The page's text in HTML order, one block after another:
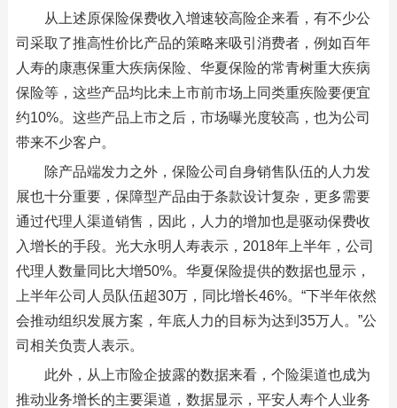
从上述原保险保费收入增速较高险企来看，有不少公
司采取了推高性价比产品的策略来吸引消费者，例如百年
人寿的康惠保重大疾病保险、华夏保险的常青树重大疾病
保险等，这些产品均比未上市前市场上同类重疾险要便宜
约10%。这些产品上市之后，市场曝光度较高，也为公司
带来不少客户。
除产品端发力之外，保险公司自身销售队伍的人力发
展也十分重要，保障型产品由于条款设计复杂，更多需要
通过代理人渠道销售，因此，人力的增加也是驱动保费收
入增长的手段。光大永明人寿表示，2018年上半年，公司
代理人数量同比大增50%。华夏保险提供的数据也显示，
上半年公司人员队伍超30万，同比增长46%。“下半年依然
会推动组织发展方案，年底人力的目标为达到35万人。”公
司相关负责人表示。
此外，从上市险企披露的数据来看，个险渠道也成为
推动业务增长的主要渠道，数据显示，平安人寿个人业务